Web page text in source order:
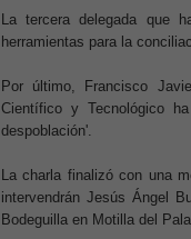
La tercera delegada que
herramientas para la
Por último, Francisco
Científico y Tecnológico
despoblación'.
La charla finalizó con una
intervendrán Jesús Ángel
Bodeguilla en Motilla del